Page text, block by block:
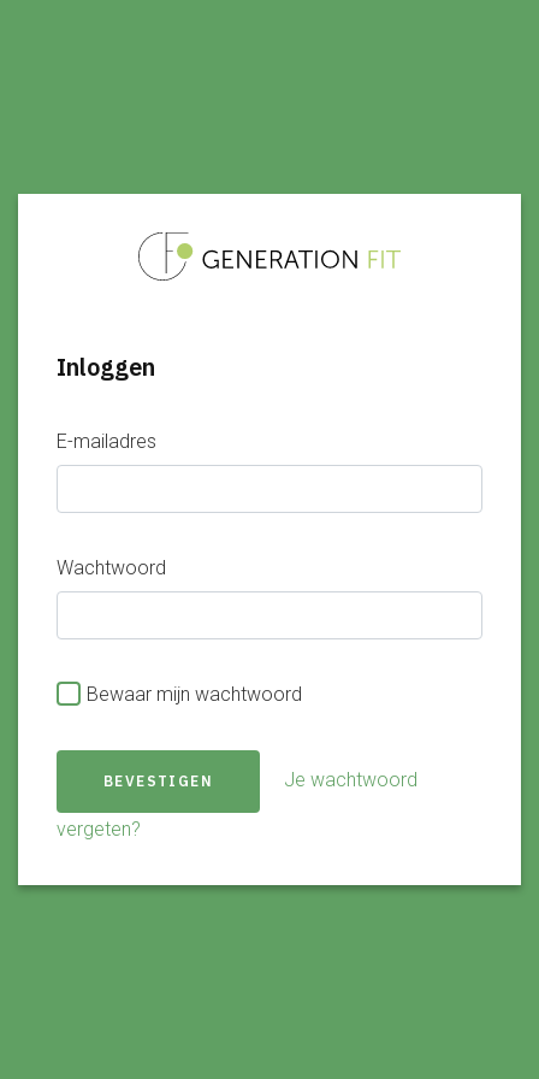
Inloggen
E-mailadres
Wachtwoord
Bewaar mijn wachtwoord
BEVESTIGEN Je wachtwoord
vergeten?